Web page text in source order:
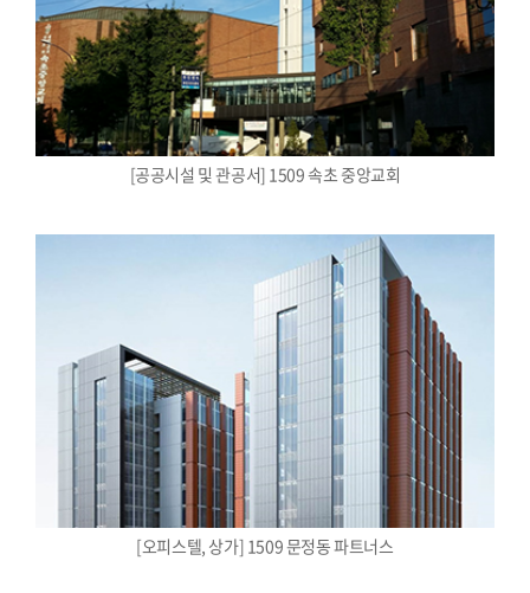
[공공시설 및 관공서] 1509 속초 중앙교회
[오피스텔, 상가] 1509 문정동 파트너스